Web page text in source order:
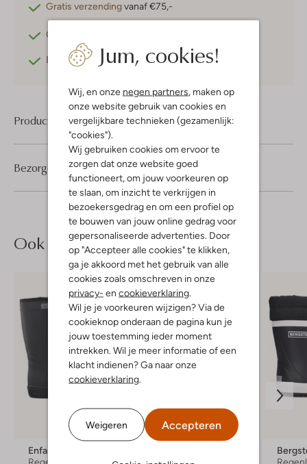
Jum, cookies!
Wij, en onze negen partners, maken op
onze website gebruik van cookies en
vergelijkbare technieken (gezamenlijk:
"cookies").
Wij gebruiken cookies om ervoor te
zorgen dat onze website goed
functioneert, om jouw voorkeuren op
te slaan, om inzicht te verkrijgen in
bezoekersgedrag en om een profiel op
te bouwen van jouw online gedrag voor
gepersonaliseerde advertenties. Door
op "Accepteer alle cookies" te klikken,
ga je akkoord met het gebruik van alle
cookies zoals omschreven in onze
privacy- en cookieverklaring.
Wil je je voorkeuren wijzigen? Via de
cookieknop onderaan de pagina kun je
jouw toestemming ieder moment
intrekken. Wil je meer informatie of een
klacht indienen? Ga naar onze
cookieverklaring.
Weigeren Accepteren
Gratis verzendingvanaf €75,-
Gratis retourneren
Betaal achterafmet Klarna
Product informatie
Bezorgen & retourneren
Ook iets voor jou?
Enfant